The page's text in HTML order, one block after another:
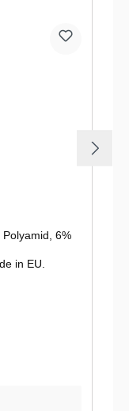
6%
in EU.